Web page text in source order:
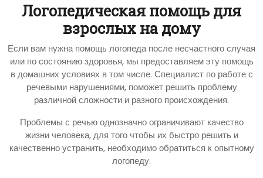
Логопедическая помощь для
взрослых на дому
Если вам нужна помощь логопеда после несчастного случая
или по состоянию здоровья, мы предоставляем эту помощь
в домашних условиях в том числе. Специалист по работе с
речевыми нарушениями, поможет решить проблему
различной сложности и разного происхождения.
Проблемы с речью однозначно ограничивают качество
жизни человека, для того чтобы их быстро решить и
качественно устранить, необходимо обратиться к опытному
логопеду.